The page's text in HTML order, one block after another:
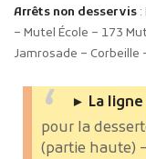
Arrêts non desservis
– Mutel École – 173
Jamrosade – Corbeille
► La ligne
pour la
(partie haute)